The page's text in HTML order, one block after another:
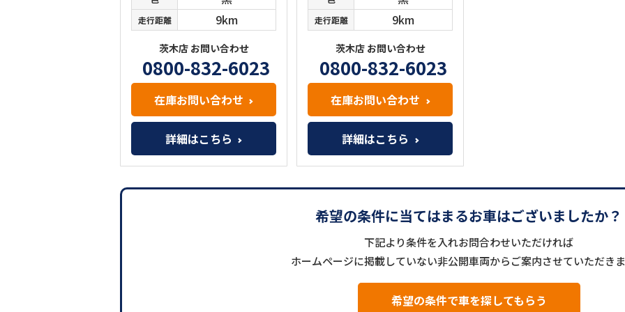
走行距離 9km
茨木店 お問い合わせ
0800-832-6023
在庫お問い合わせ
詳細はこちら
走行距離 9km
茨木店 お問い合わせ
0800-832-6023
在庫お問い合わせ
詳細はこちら
希望の条件に当てはまるお車はございましたか？
下記より条件を入れお問合わせいただければ
ホームページに掲載していない非公開車両からご案内させていただき
希望の条件で車を探してもらう